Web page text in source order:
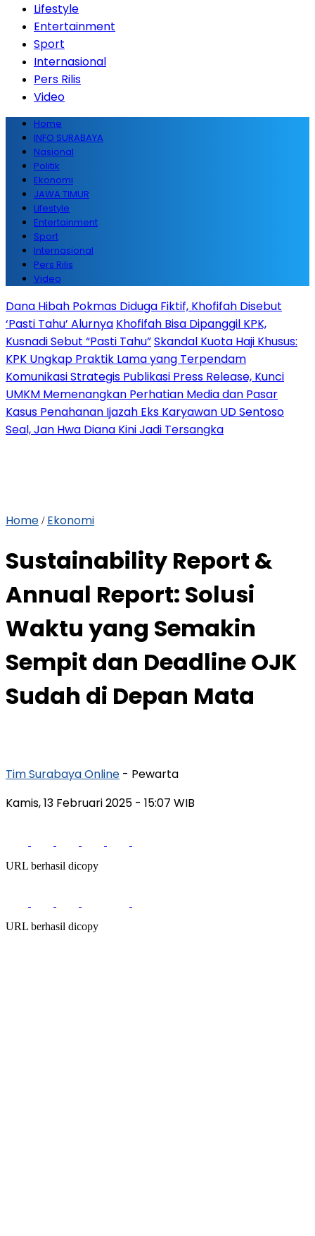
Lifestyle
Entertainment
Sport
Internasional
Pers Rilis
Video
Home
INFO SURABAYA
Nasional
Politik
Ekonomi
JAWA TIMUR
Lifestyle
Entertainment
Sport
Internasional
Pers Rilis
Video
Dana Hibah Pokmas Diduga Fiktif, Khofifah Disebut
‘Pasti Tahu’ Alurnya Khofifah Bisa Dipanggil KPK,
Kusnadi Sebut “Pasti Tahu”Skandal Kuota Haji Khusus:
KPK Ungkap Praktik Lama yang Terpendam
Komunikasi Strategis Publikasi Press Release, Kunci
UMKM Memenangkan Perhatian Media dan Pasar
Kasus Penahanan Ijazah Eks Karyawan UD Sentoso
Seal, Jan Hwa Diana Kini Jadi Tersangka
Home / Ekonomi
Sustainability Report &
Annual Report: Solusi
Waktu yang Semakin
Sempit dan Deadline OJK
Sudah di Depan Mata
Tim Surabaya Online - Pewarta
Kamis, 13 Februari 2025 - 15:07 WIB
URL berhasil dicopy
URL berhasil dicopy